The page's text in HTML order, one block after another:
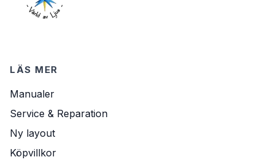
LÄS MER
Manualer
Service & Reparation
Ny layout
Köpvillkor